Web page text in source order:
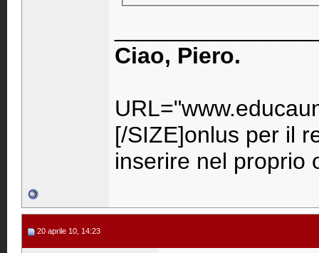
Ciao, Piero.
[/SIZE]onlus per il
inserire nel proprio
20 aprile 10, 14:23